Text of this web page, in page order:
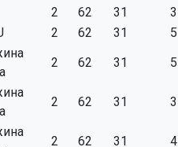
2 62 31
3
2 62 31
5
2 62 31 5
2 62 31 3
2 62 31 4